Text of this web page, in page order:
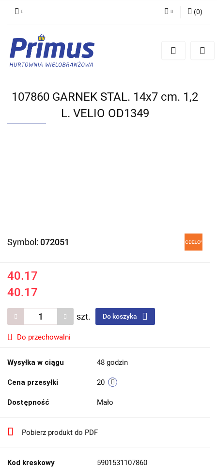
Zarejestruj się
(0)
107860 GARNEK STAL. 14x7 cm. 1,2
L. VELIO OD1349
Symbol: 072051
40.17
40.17
szt. Do koszyka
Do przechowalni
Wysyłka w ciągu 48 godzin
Cena przesyłki 20
Dostępność Mało
Pobierz produkt do PDF
Kod kreskowy 5901531107860